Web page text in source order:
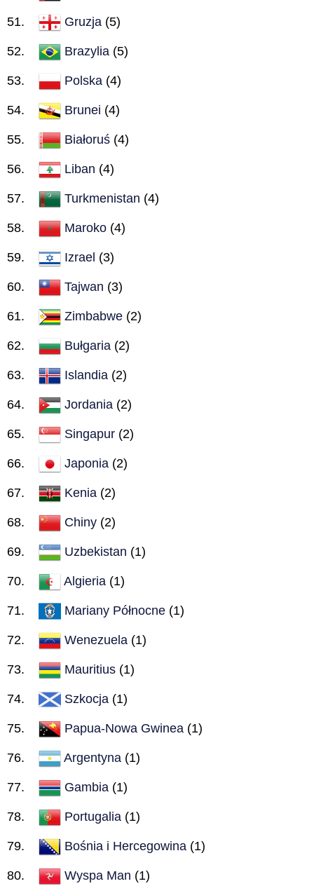
Gruzja (5)
Brazylia (5)
Polska (4)
Brunei (4)
Białoruś (4)
Liban (4)
Turkmenistan (4)
Maroko (4)
Izrael (3)
Tajwan (3)
Zimbabwe (2)
Bułgaria (2)
Islandia (2)
Jordania (2)
Singapur (2)
Japonia (2)
Kenia (2)
Chiny (2)
Uzbekistan (1)
Algieria (1)
Mariany Północne (1)
Wenezuela (1)
Mauritius (1)
Szkocja (1)
Papua-Nowa Gwinea (1)
Argentyna (1)
Gambia (1)
Portugalia (1)
Bośnia i Hercegowina (1)
Wyspa Man (1)